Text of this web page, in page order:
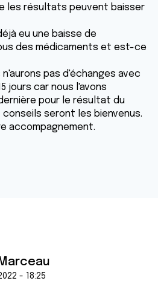
les résultats peuvent baisser
eu une baisse de
des médicaments et est-ce
pas d'échanges avec
jours car nous l'avons
pour le résultat du
seront les bienvenus.
accompagnement.
- 18:25